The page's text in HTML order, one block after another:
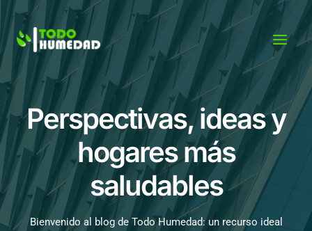
contenido
Perspectivas, ideas y
hogares más
saludables
Bienvenido al blog de Todo Humedad: un recurso ideal